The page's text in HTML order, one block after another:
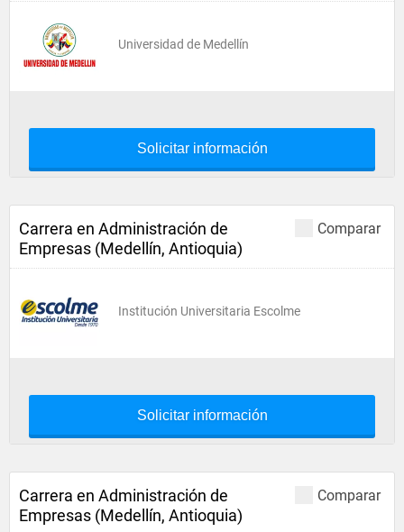
Universidad de Medellín
Solicitar información
Comparar
Carrera en Administración de
Empresas (Medellín, Antioquia)
Institución Universitaria Escolme
Solicitar información
Comparar
Carrera en Administración de
Empresas (Medellín, Antioquia)